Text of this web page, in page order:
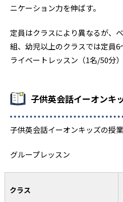
ニケーション力を伸ばす。
定員はクラスにより異なるが、
組、幼児以上のクラスでは定員
ライベートレッスン（1名/50分
子供英会話イーオンキ
子供英会話イーオンキッズの授
グループレッスン
クラス